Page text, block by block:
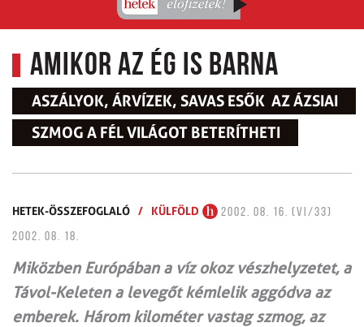
Amikor az ég is barna
ASZÁLYOK, ÁRVÍZEK, SAVAS ESŐK  AZ ÁZSIAI
SZMOG A FÉL VILÁGOT BETERÍTHETI
HETEK-ÖSSZEFOGLALÓ / KÜLFÖLD
2002. 08. 16. (VI/33)
2002. 08. 18.
Miközben Európában a víz okoz vészhelyzetet, a
Távol-Keleten a levegőt kémlelik aggódva az
emberek. Három kilométer vastag szmog, az